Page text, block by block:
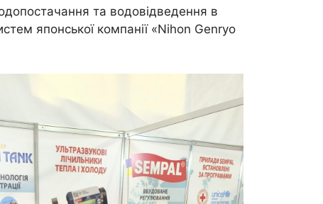
та водовідведення в
японської компанії «Nihon Genryo